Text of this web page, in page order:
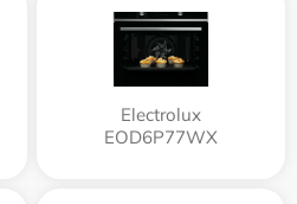
Electrolux
EOD6P77WX